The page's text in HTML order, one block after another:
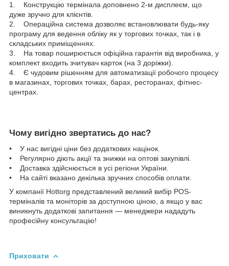
1. Конструкцію термінала доповнено 2-м дисплеєм, що
дуже зручно для клієнтів.
2. Операційна система дозволяє встановлювати будь-яку
програму для ведення обліку як у торгових точках, так і в
складських приміщеннях.
3. На товар поширюється офіційна гарантія від виробника, у
комплект входить зчитувач карток (на 3 доріжки).
4. Є чудовим рішенням для автоматизації робочого процесу
в магазинах, торгових точках, барах, ресторанах, фітнес-
центрах.
Чому вигідно звертатись до нас?
• У нас вигідні ціни без додаткових націнок.
• Регулярно діють акції та знижки на оптові закупівлі.
• Доставка здійснюється в усі регіони України.
• На сайті вказано декілька зручних способів оплати.
У компанії Hottorg представлений великий вибір POS-
терміналів та моніторів за доступною ціною, а якщо у вас
виникнуть додаткові запитання — менеджери нададуть
професійну консультацію!
Приховати